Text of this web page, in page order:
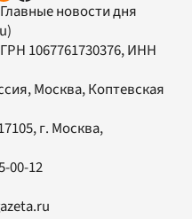
новости дня
1067761730376, ИНН
Москва, Коптевская
, г. Москва,
00-12